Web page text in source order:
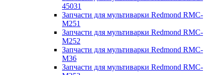
45031
Запчасти для мультиварки Redmond RMC-
M251
Запчасти для мультиварки Redmond RMC-
M252
Запчасти для мультиварки Redmond RMC-
M36
Запчасти для мультиварки Redmond RMC-